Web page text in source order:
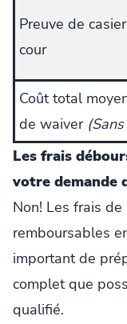
Preuve de
cour
Coût total
de waiver
Les frais
votre demande
Non! Les frais
remboursables
important de
complet que
qualifié.